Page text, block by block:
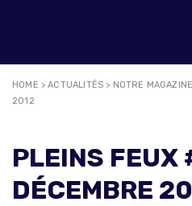
HOME >ACTUALITÉS > NOTRE MAGAZINE
2012
PLEINS FEUX
DÉCEMBRE